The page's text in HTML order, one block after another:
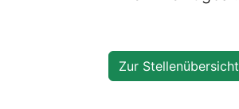
Zur Stellenübersicht